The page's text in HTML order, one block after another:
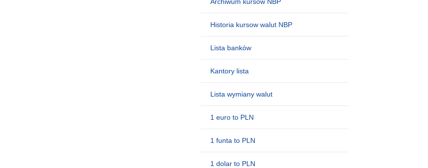
Historia kursow walut NBP
Lista banków
Kantory lista
Lista wymiany walut
1 euro to PLN
1 funta to PLN
1 dolar to PLN